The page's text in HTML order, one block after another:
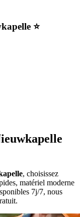
⭐️
, choisissez
matériel moderne
7j/7, nous